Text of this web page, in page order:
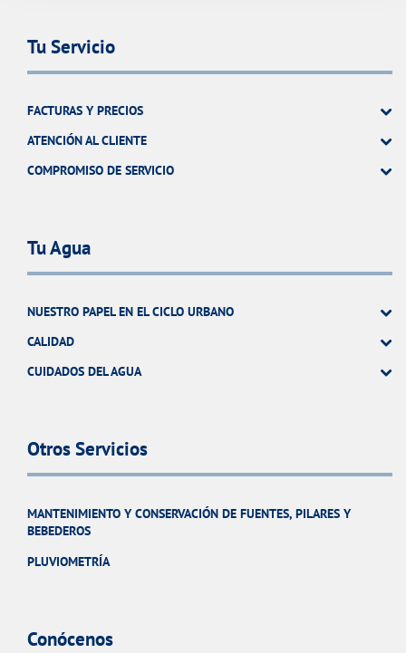
Tu Servicio
FACTURAS Y PRECIOS
ATENCIÓN AL CLIENTE
COMPROMISO DE SERVICIO
Tu Agua
NUESTRO PAPEL EN EL CICLO URBANO
CALIDAD
CUIDADOS DEL AGUA
Otros Servicios
MANTENIMIENTO Y CONSERVACIÓN DE FUENTES, PILARES Y
BEBEDEROS
PLUVIOMETRÍA
Conócenos